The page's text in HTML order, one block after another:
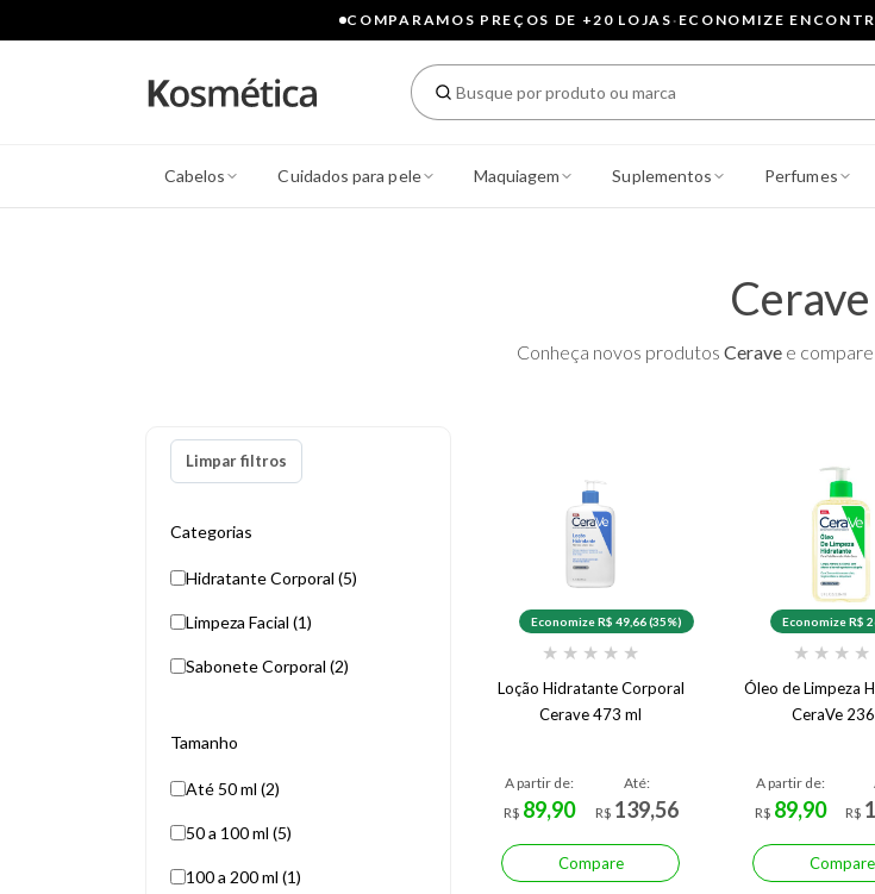
COMPARAMOS PREÇOS DE +20 LOJAS· ECONOMIZE
Cabelos Cuidados para pele Maquiagem Suplementos Perfumes
Cerave
Conheça novos produtos Cerave e
Limpar filtros
Categorias
Hidratante Corporal (5)
Limpeza Facial (1)
Sabonete Corporal (2)
Tamanho
Até 50 ml (2)
50 a 100 ml (5)
100 a 200 ml (1)
Economize R$ 49,66 (35%)
★ ★ ★ ★ ★
Loção Hidratante Corporal
Cerave 473 ml
A partir de:
R$ 89,90
Até:
R$ 139,56
Compare
Economize R$
★ ★ ★ ★
Óleo de Limpeza
CeraVe
A partir de:
R$ 89,90
R$
Compare